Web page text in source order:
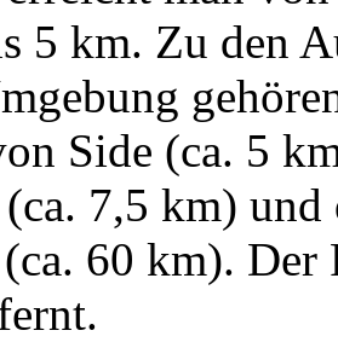
5 km. Zu den
Side (ca. 5
7,5 km)
60 km).